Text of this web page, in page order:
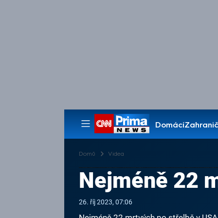
Domácí
Pořady
Domů Videa
Nejméně 22
26. říj 2023, 07:06